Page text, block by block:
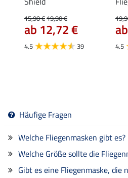
15,90 €19,90 €
ab 12,72 €
4.5 39 4.5
Häufige Fragen
Welche Fliegenmasken gibt es?
Welche Größe sollte die
Gibt es eine Fliegenmaske, die